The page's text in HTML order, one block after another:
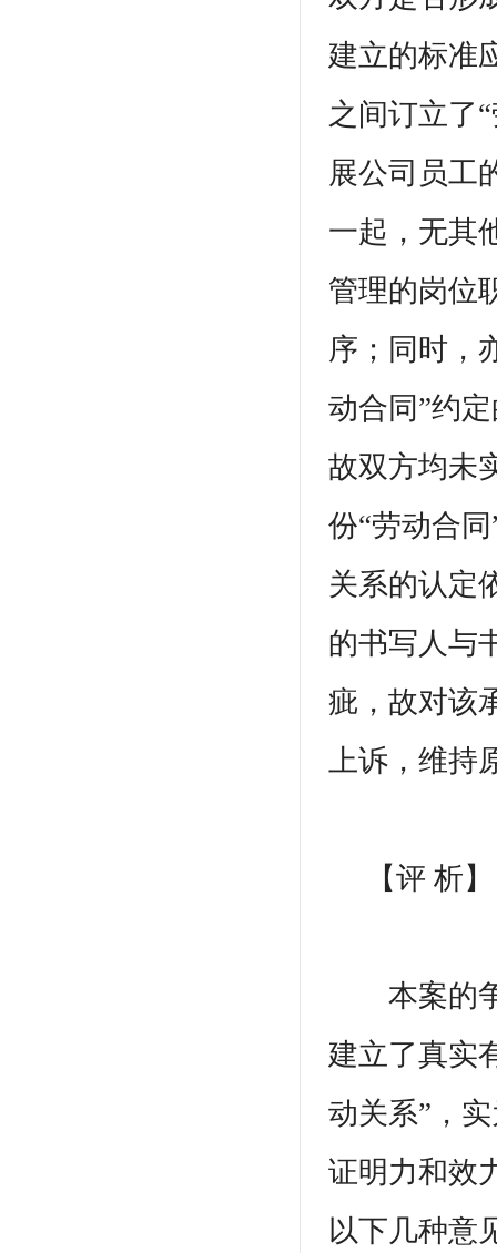
建立的标准
之间订立了
展公司员工
一起，无其
管理的岗位
序；同时，
动合同”约
故双方均未
份“劳动合
关系的认定
的书写人与
疵，故对该
上诉，维持
【评 析】
本案的争
建立了真实
动关系”，
证明力和效
以下几种意